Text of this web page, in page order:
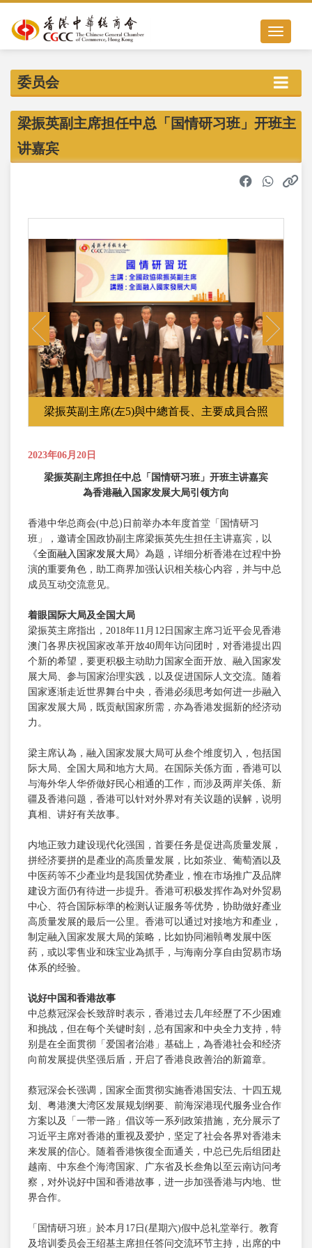
Toggle
委员会
梁振英副主席担任中总「国情研习班」开班主
讲嘉宾
梁振英副主席(左5)與中總首長、主要成員合照
Previous Next
2023年06月20日
梁振英副主席担任中总「国情研习班」开班主讲嘉宾
為香港融入国家发展大局引领方向
香港中华总商会(中总)日前举办本年度首堂「国情研习
班」，邀请全国政协副主席梁振英先生担任主讲嘉宾，以
《全面融入国家发展大局》為题，详细分析香港在过程中扮
演的重要角色，助工商界加强认识相关核心内容，并与中总
成员互动交流意见。
着眼国际大局及全国大局
梁振英主席指出，2018年11月12日国家主席习近平会见香港
澳门各界庆祝国家改革开放40周年访问团时，对香港提出四
个新的希望，要更积极主动助力国家全面开放、融入国家发
展大局、参与国家治理实践，以及促进国际人文交流。随着
国家逐渐走近世界舞台中央，香港必须思考如何进一步融入
国家发展大局，既贡献国家所需，亦為香港发掘新的经济动
力。
梁主席认為，融入国家发展大局可从叁个维度切入，包括国
际大局、全国大局和地方大局。在国际关係方面，香港可以
与海外华人华侨做好民心相通的工作，而涉及两岸关係、新
疆及香港问题，香港可以针对外界对有关议题的误解，说明
真相、讲好有关故事。
内地正致力建设现代化强国，首要任务是促进高质量发展，
拼经济要拼的是產业的高质量发展，比如茶业、葡萄酒以及
中医药等不少產业均是我国优势產业，惟在市场推广及品牌
建设方面仍有待进一步提升。香港可积极发挥作為对外贸易
中心、符合国际标準的检测认证服务等优势，协助做好產业
高质量发展的最后一公里。香港可以通过对接地方和產业，
制定融入国家发展大局的策略，比如协同湘贑粤发展中医
药，或以零售业和珠宝业為抓手，与海南分享自由贸易市场
体系的经验。
说好中国和香港故事
中总蔡冠深会长致辞时表示，香港过去几年经歷了不少困难
和挑战，但在每个关键时刻，总有国家和中央全力支持，特
别是在全面贯彻「爱国者治港」基础上，為香港社会和经济
向前发展提供坚强后盾，开启了香港良政善治的新篇章。
蔡冠深会长强调，国家全面贯彻实施香港国安法、十四五规
划、粤港澳大湾区发展规划纲要、前海深港现代服务业合作
方案以及「一带一路」倡议等一系列政策措施，充分展示了
习近平主席对香港的重视及爱护，坚定了社会各界对香港未
来发展的信心。随着香港恢復全面通关，中总已先后组团赴
越南、中东叁个海湾国家、广东省及长叁角以至云南访问考
察，对外说好中国和香港故事，进一步加强香港与内地、世
界合作。
「国情研习班」於本月17日(星期六)假中总礼堂举行。教育
及培训委员会王绍基主席担任答问交流环节主持，出席的中